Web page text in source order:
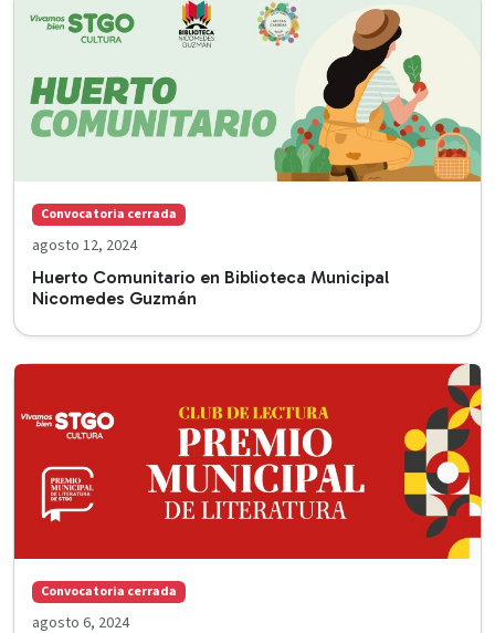
Convocatoria cerrada
agosto 12, 2024
Huerto Comunitario en Biblioteca Municipal
Nicomedes Guzmán
Convocatoria cerrada
agosto 6, 2024